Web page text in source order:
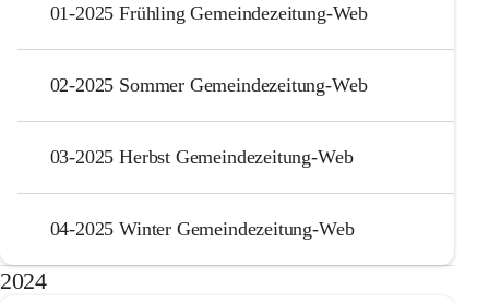
01-2025 Frühling Gemeindezeitung-Web
02-2025 Sommer Gemeindezeitung-Web
03-2025 Herbst Gemeindezeitung-Web
04-2025 Winter Gemeindezeitung-Web
2024